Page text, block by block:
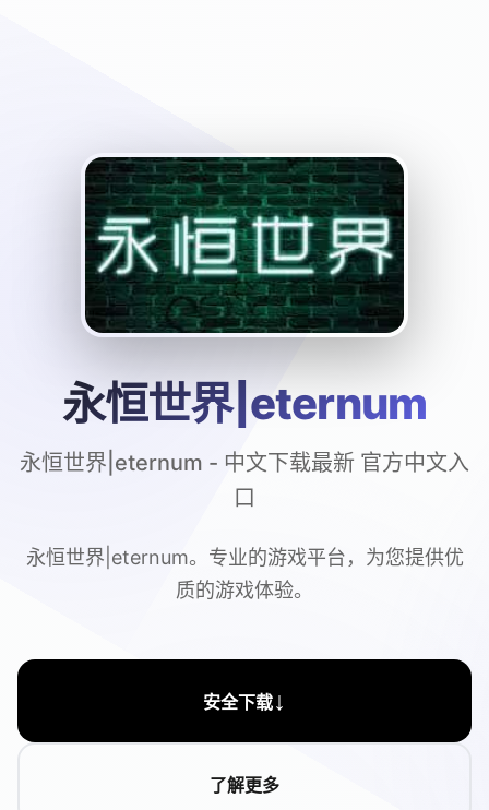
永恒世界|eternum
永恒世界|eternum - 中文下载最新 官方中文入
口
永恒世界|eternum。专业的游戏平台，为您提供优
质的游戏体验。
安全下载↓
了解更多